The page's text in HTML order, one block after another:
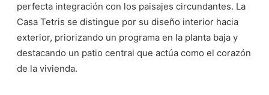
perfecta integración con los paisajes circundantes. La
Casa Tetris se distingue por su diseño interior hacia
exterior, priorizando un programa en la planta baja y
destacando un patio central que actúa como el corazón
de la vivienda.